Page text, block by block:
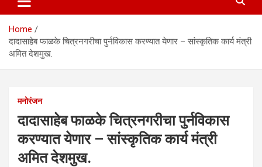
Home
दादासाहेब फाळके चित्रनगरीचा पुर्नविकास करण्यात येणार – सांस्कृतिक कार्य मंत्री
अमित देशमुख.
मनोरंजन
दादासाहेब फाळके चित्रनगरीचा पुर्नविकास
करण्यात येणार – सांस्कृतिक कार्य मंत्री
अमित देशमुख.